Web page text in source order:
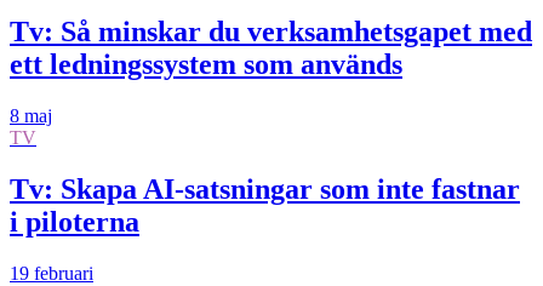
Tv: Så minskar du verksamhetsgapet med
ett ledningssystem som används
8 maj
TV
Tv: Skapa AI-satsningar som inte fastnar
i piloterna
19 februari